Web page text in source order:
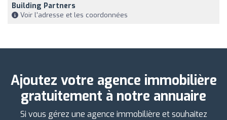
Building Partners
Voir l'adresse et les coordonnées
Ajoutez votre agence immobilière
gratuitement à notre annuaire
Si vous gérez une agence immobilière et souhaitez